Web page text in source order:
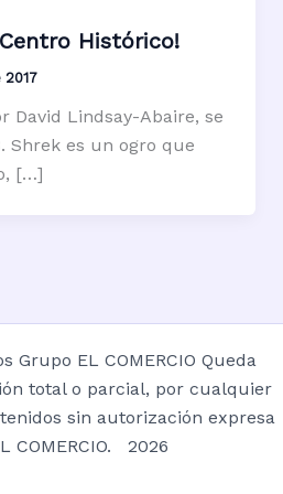
Histórico!
David Lindsay-Abaire, se
Shrek es un ogro que
[…]
Grupo EL COMERCIO Queda
total o parcial, por cualquier
sin autorización expresa
COMERCIO. 2026